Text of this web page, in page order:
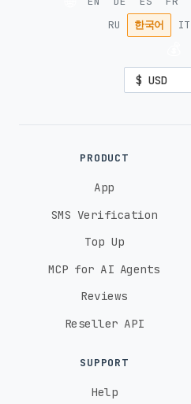
RU
한국어 IT
PRODUCT
App
SMS Verification
Top Up
MCP for AI Agents
Reviews
Reseller API
SUPPORT
Help